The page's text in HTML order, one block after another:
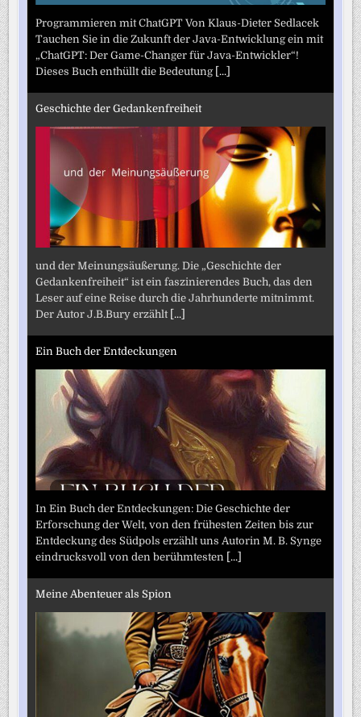
Programmieren mit ChatGPT Von Klaus-Dieter Sedlacek
Tauchen Sie in die Zukunft der Java-Entwicklung ein mit
„ChatGPT: Der Game-Changer für Java-Entwickler“!
Dieses Buch enthüllt die Bedeutung [...]
Geschichte der Gedankenfreiheit
und der Meinungsäußerung. Die „Geschichte der
Gedankenfreiheit“ ist ein faszinierendes Buch, das den
Leser auf eine Reise durch die Jahrhunderte mitnimmt.
Der Autor J.B.Bury erzählt [...]
Ein Buch der Entdeckungen
In Ein Buch der Entdeckungen: Die Geschichte der
Erforschung der Welt, von den frühesten Zeiten bis zur
Entdeckung des Südpols erzählt uns Autorin M. B. Synge
eindrucksvoll von den berühmtesten [...]
Meine Abenteuer als Spion